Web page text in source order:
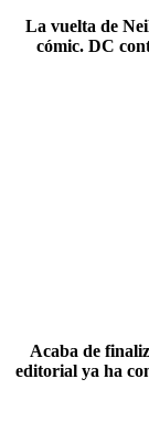
La vuelta de
cómic. DC
Acaba de
editorial ya ha